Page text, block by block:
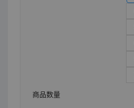
商品数量